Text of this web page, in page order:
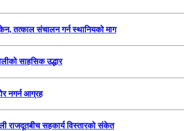
तत्काल संचालन गर्न स्थानियको माग
साहसिक उद्धार
नगर्न आग्रह
राजदूतबीच सहकार्य विस्तारको संकेत